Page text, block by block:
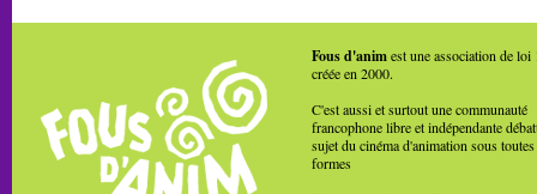
Fous d'animest une association de loi
créée en 2000.
C'est aussi et surtout une communauté
francophone libre et indépendante
sujet du cinéma d'animation sous toutes
formes